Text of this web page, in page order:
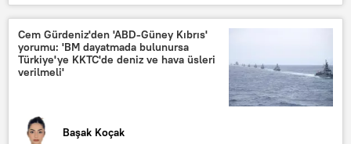
Güney Kıbrıs
Güney Kıbrıs Savunma Bakanlığı
Ermenistan
Suren Papikyan
Türkiye
Cem Gürdeniz'den 'ABD-Güney Kıbrıs'
yorumu: 'BM dayatmada bulunursa
Türkiye'ye KKTC'de deniz ve hava üsleri
verilmeli'
Başak Koçak